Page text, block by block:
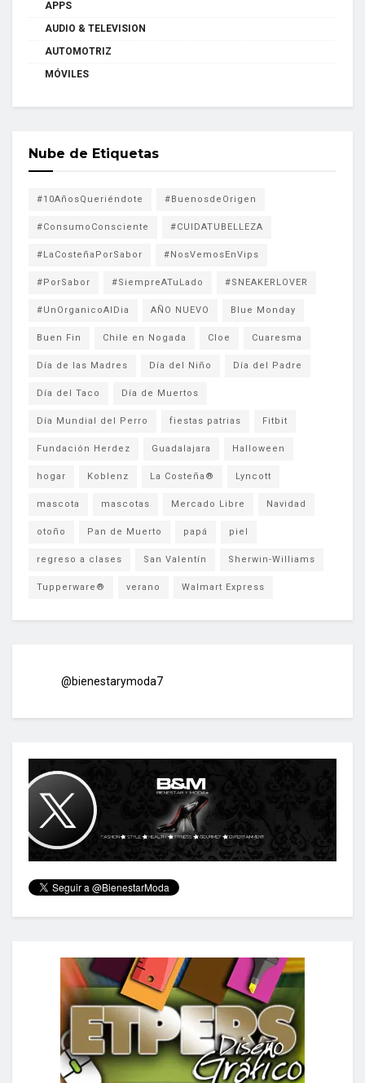
APPS
AUDIO & TELEVISION
AUTOMOTRIZ
MÓVILES
Nube de Etiquetas
#10AñosQueriéndote #BuenosdeOrigen
#ConsumoConsciente #CUIDATUBELLEZA
#LaCosteñaPorSabor #NosVemosEnVips
#PorSabor #SiempreATuLado #SNEAKERLOVER
#UnOrganicoAlDia AÑO NUEVO Blue Monday
Buen Fin Chile en Nogada Cloe Cuaresma
Día de las Madres Día del Niño Día del Padre
Día del Taco Día de Muertos
Día Mundial del Perro fiestas patrias Fitbit
Fundación Herdez Guadalajara Halloween
hogar Koblenz La Costeña® Lyncott
mascota mascotas Mercado Libre Navidad
otoño Pan de Muerto papá piel
regreso a clases San Valentín Sherwin-Williams
Tupperware® verano Walmart Express
@bienestarymoda7